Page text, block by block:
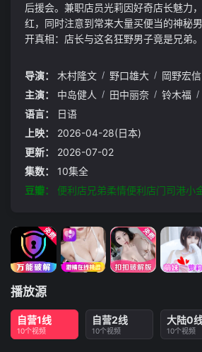
后援会。兼职店员光莉因好奇店长魅力
红，同时注意到常来大量买便当的神秘
开真相：店长与这名狂野男子竟是兄弟
像悬念的便利店故事。
导演： 木村隆文 / 野口雄大 / 岡野宏信
主演：
中岛健人 / 田中丽奈 / 铃木福 /
语言：
日语
上映：
2026-04-28(日本)
更新：
2026-07-02
集数：
10集全
豆瓣：
便利店兄弟柔情便利店门司港小
播放源
自营1线
10个视频
自营2线
10个视频
大陆0
10个视频